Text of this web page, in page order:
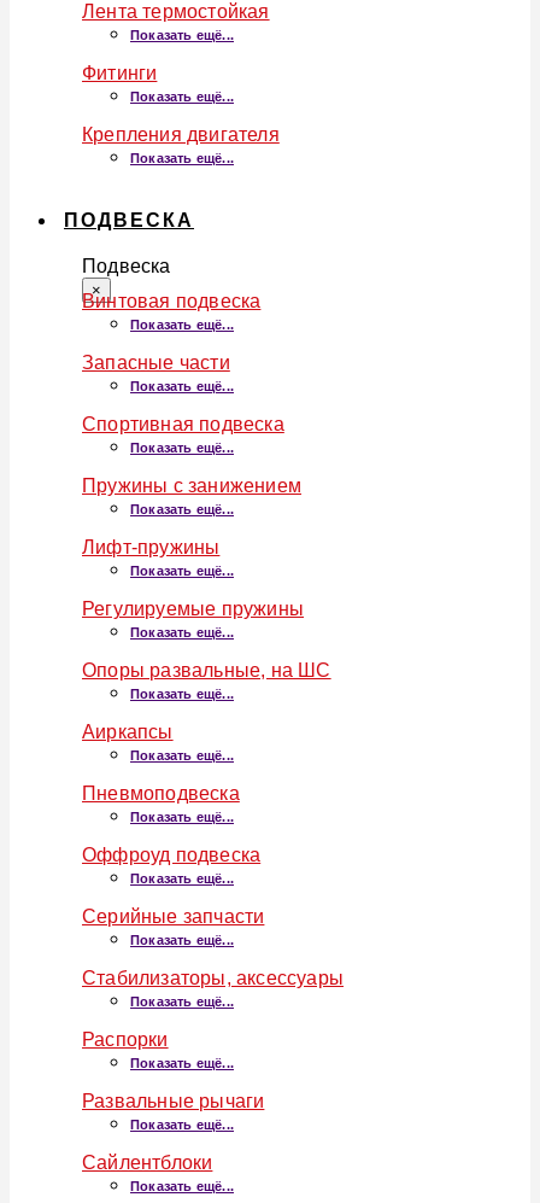
Лента термостойкая
Показать ещё...
Фитинги
Показать ещё...
Крепления двигателя
Показать ещё...
ПОДВЕСКА
Подвеска
×
Винтовая подвеска
Показать ещё...
Запасные части
Показать ещё...
Спортивная подвеска
Показать ещё...
Пружины с занижением
Показать ещё...
Лифт-пружины
Показать ещё...
Регулируемые пружины
Показать ещё...
Опоры развальные, на ШС
Показать ещё...
Аиркапсы
Показать ещё...
Пневмоподвеска
Показать ещё...
Оффроуд подвеска
Показать ещё...
Серийные запчасти
Показать ещё...
Стабилизаторы, аксессуары
Показать ещё...
Распорки
Показать ещё...
Развальные рычаги
Показать ещё...
Сайлентблоки
Показать ещё...